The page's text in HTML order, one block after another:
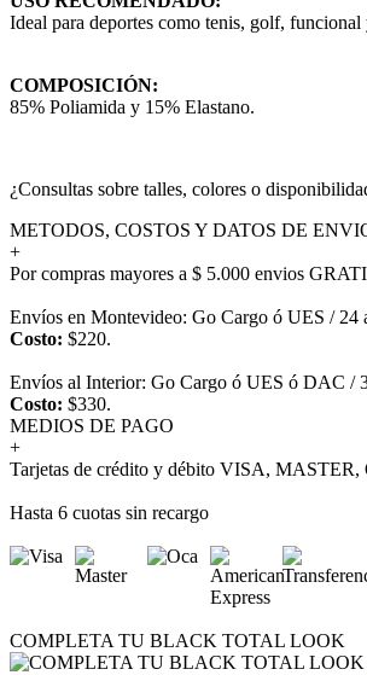
Ideal para deportes como tenis, golf,
COMPOSICIÓN:
85% Poliamida y 15% Elastano.
¿Consultas sobre talles, colores o
METODOS, COSTOS Y DATOS DE
+
Por compras mayores a $ 5.000 envios
Envíos en Montevideo: Go Cargo ó UES / 24
Costo: $220.
Envíos al Interior: Go Cargo ó UES ó DAC /
Costo: $330.
MEDIOS DE PAGO
+
Tarjetas de crédito y débito VISA,
Hasta 6 cuotas sin recargo
COMPLETA TU BLACK TOTAL LOOK